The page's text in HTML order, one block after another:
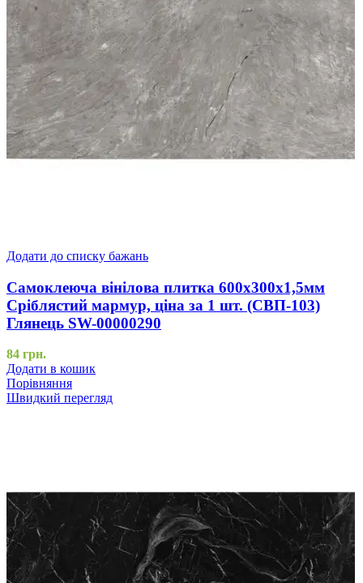
Додати до списку бажань
Самоклеюча вінілова плитка 600х300х1,5мм
Сріблястий мармур, ціна за 1 шт. (СВП-103)
Глянець SW-00000290
84 грн.
Додати в кошик
Порівняння
Швидкий перегляд